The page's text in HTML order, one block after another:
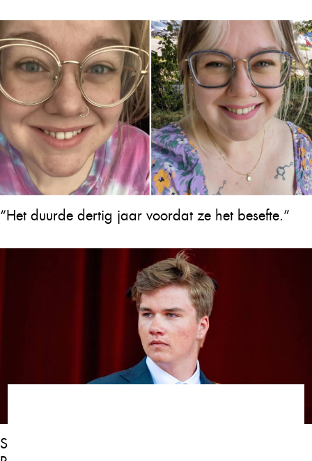
“Het duurde dertig jaar voordat ze het besefte.”
Slechts enkele minuten geleden werd bekend dat